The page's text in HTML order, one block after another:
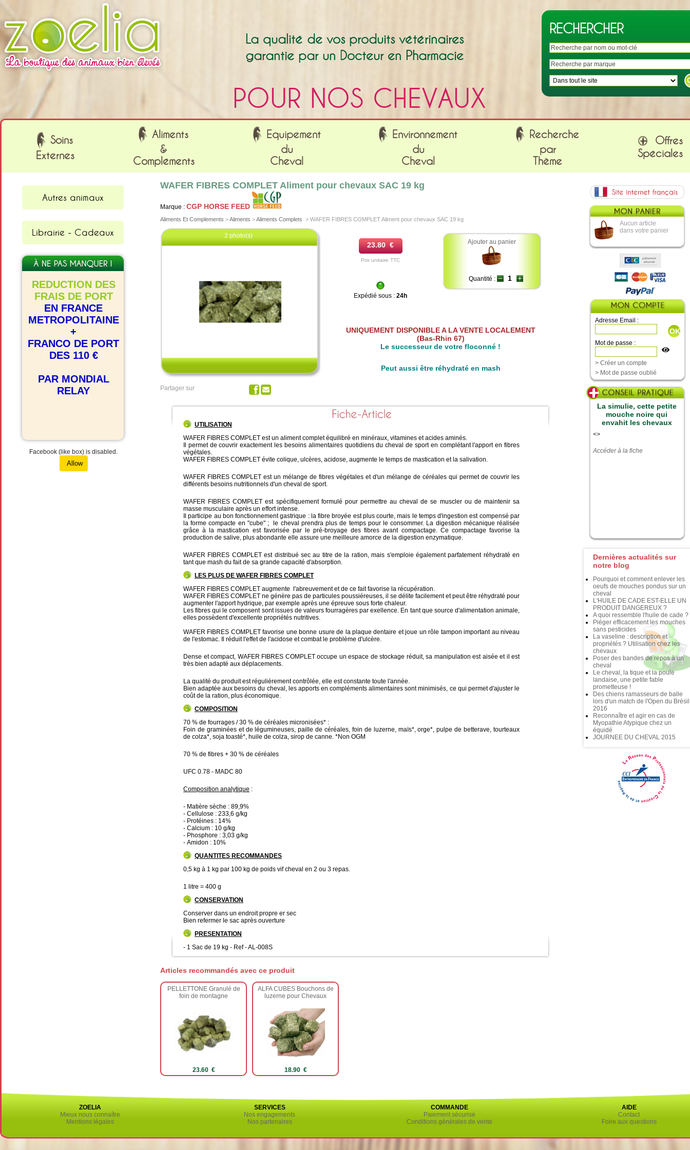
RECHERCHER
La qualité de vos produits vétérinaires
garantie par un Docteur en Pharmacie
POUR NOS CHEVAUX
Soins
Externes
Aliments
&
Compléments
Equipement
du
Cheval
Environnement
du
Cheval
Recherche
par
Thème
Offres
Spéciales
Autres animaux
Librairie - Cadeaux
REDUCTION DES
FRAIS DE PORT
EN FRANCE
METROPOLITAINE
+
FRANCO DE PORT
DES 110 €
PAR MONDIAL
RELAY
Facebook (like box) is disabled.
Allow
WAFER FIBRES COMPLET Aliment pour chevaux SAC 19 kg
Marque : CGP HORSE FEED
Aliments Et Complements >Aliments >Aliments Complets > WAFER FIBRES COMPLET Aliment pour chevaux SAC 19 kg
2 photo(s)
Partager sur
23.80 €
Prix unitaire TTC
Expédié sous : 24h
Ajouter au panier
Quantité :
UNIQUEMENT DISPONIBLE A LA VENTE LOCALEMENT
(Bas-Rhin 67)
Le successeur de votre floconné !
Peut aussi être réhydraté en mash
UTILISATION
WAFER FIBRES COMPLET est un aliment complet équilibré en minéraux, vitamines et acides aminés.
Il permet de couvrir exactement les besoins alimentaires quotidiens du cheval de sport en complétant l'apport en fibres
végétales.
WAFER FIBRES COMPLET évite colique, ulcères, acidose, augmente le temps de mastication et la salivation.
WAFER FIBRES COMPLET est un mélange de fibres végétales et d'un mélange de céréales qui permet de couvrir les
différents besoins nutritionnels d'un cheval de sport.
WAFER FIBRES COMPLET est spécifiquement formulé pour permettre au cheval de se muscler ou de maintenir sa
masse musculaire après un effort intense.
Il participe au bon fonctionnement gastrique : la fibre broyée est plus courte, mais le temps d'ingestion est compensé par
la forme compacte en "cube" ; le cheval prendra plus de temps pour le consommer. La digestion mécanique réalisée
grâce à la mastication est favorisée par le pré-broyage des fibres avant compactage. Ce compactage favorise la
production de salive, plus abondante elle assure une meilleure amorce de la digestion enzymatique.
WAFER FIBRES COMPLET est distribué sec au titre de la ration, mais s'emploie également parfatement réhydraté en
tant que mash du fait de sa grande capacité d'absorption.
LES PLUS DE WAFER FIBRES COMPLET
WAFER FIBRES COMPLET augmente l'abreuvement et de ce fait favorise la récupération.
WAFER FIBRES COMPLET ne génère pas de particules poussiéreuses, il se délite facilement et peut être réhydraté pour
augmenter l'apport hydrique, par exemple après une épreuve sous forte chaleur.
Les fibres qui le composent sont issues de valeurs fourragères par exellence. En tant que source d'alimentation animale,
elles possèdent d'excellente propriétés nutritives.
WAFER FIBRES COMPLET favorise une bonne usure de la plaque dentaire et joue un rôle tampon important au niveau
de l'estomac. Il réduit l'effet de l'acidose et combat le problème d'ulcère.
Dense et compact, WAFER FIBRES COMPLET occupe un espace de stockage réduit, sa manipulation est aisée et il est
très bien adapté aux déplacements.
La qualité du produit est régulièrement contrôlée, elle est constante toute l'année.
Bien adaptée aux besoins du cheval, les apports en compléments alimentaires sont minimisés, ce qui permet d'ajuster le
coût de la ration, plus économique.
COMPOSITION
70 % de fourrages / 30 % de céréales micronisées* :
Foin de graminées et de légumineuses, paille de céréales, foin de luzerne, maïs*, orge*, pulpe de betterave, tourteaux
de colza*, soja toasté*, huile de colza, sirop de canne. *Non OGM
70 % de fibres + 30 % de céréales
UFC 0.78 - MADC 80
Composition analytique :
- Matière sèche : 89,9%
- Cellulose : 233,6 g/kg
- Protéines : 14%
- Calcium : 10 g/kg
- Phosphore : 3,03 g/kg
- Amidon : 10%
QUANTITES RECOMMANDES
0,5 kg à 1 kg par 100 kg de poids vif cheval en 2 ou 3 repas.
1 litre = 400 g
CONSERVATION
Conserver dans un endroit propre er sec
Bien refermer le sac après ouverture
PRESENTATION
- 1 Sac de 19 kg - Ref - AL-008S
Articles recommandés avec ce produit
PELLETTONE Granulé de
foin de montagne
23.60 €
ALFA CUBES Bouchons de
luzerne pour Chevaux
18.90 €
Aucun article
dans votre panier
Adresse Email :
Mot de passe :
> Créer un compte
> Mot de passe oublié
La simulie, cette petite
mouche noire qui
envahit les chevaux
<>
Accéder à la fiche
Dernières actualités sur
notre blog
Pourquoi et comment enlever les
oeufs de mouches pondus sur un
cheval
L'HUILE DE CADE EST-ELLE UN
PRODUIT DANGEREUX ?
A quoi ressemble l'huile de cade ?
Piéger efficacement les mouches
sans pesticides
La vaseline : description et
propriétés ? Utilisation chez les
chevaux
Poser des bandes de repos à un
cheval
Le cheval, la tique et la poule
landaise, une petite fable
prometteuse !
Des chiens ramasseurs de balle
lors d'un match de l'Open du Brésil
2016
Reconnaître et agir en cas de
Myopathie Atypique chez un
équidé
JOURNEE DU CHEVAL 2015
ZOELIA
Mieux nous connaître
Mentions légales
SERVICES
Nos engagements
Nos partenaires
COMMANDE
Paiement sécurisé
Conditions générales de vente
AIDE
Contact
Foire aux questions